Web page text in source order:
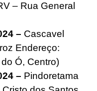
– Rua General
– Cascavel
Endereço:
Ó, Centro)
– Pindoretama